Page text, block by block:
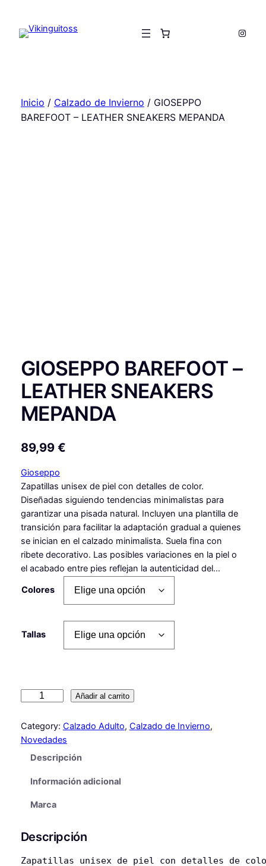
contenido
Inicio / Calzado de Invierno / GIOSEPPO
BAREFOOT – LEATHER SNEAKERS MEPANDA
GIOSEPPO BAREFOOT –
LEATHER SNEAKERS
MEPANDA
89,99 €
Gioseppo
Zapatillas unisex de piel con detalles de color.
Diseñadas siguiendo tendencias minimalistas para
garantizar una pisada natural. Incluyen una plantilla de
transición para facilitar la adaptación gradual a quienes
se inician en el calzado minimalista. Suela fina con
ribete decorativo. Las posibles variaciones en la piel o
el acabado entre pies reflejan la autenticidad del…
Colores
Tallas
O
S
R
F
Añadir al carrito
Category: Calzado Adulto, Calzado de Invierno
Novedades
Descripción
Información adicional
Marca
Descripción
Zapatillas unisex de piel con detalles de